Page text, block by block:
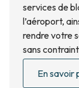
services de
l’aéroport,
rendre votre
sans
En savoir